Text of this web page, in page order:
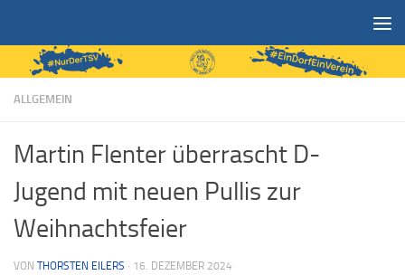
ALLGEMEIN
Martin Flenter überrascht D-
Jugend mit neuen Pullis zur
Weihnachtsfeier
VON THORSTEN EILERS · 16. DEZEMBER 2024